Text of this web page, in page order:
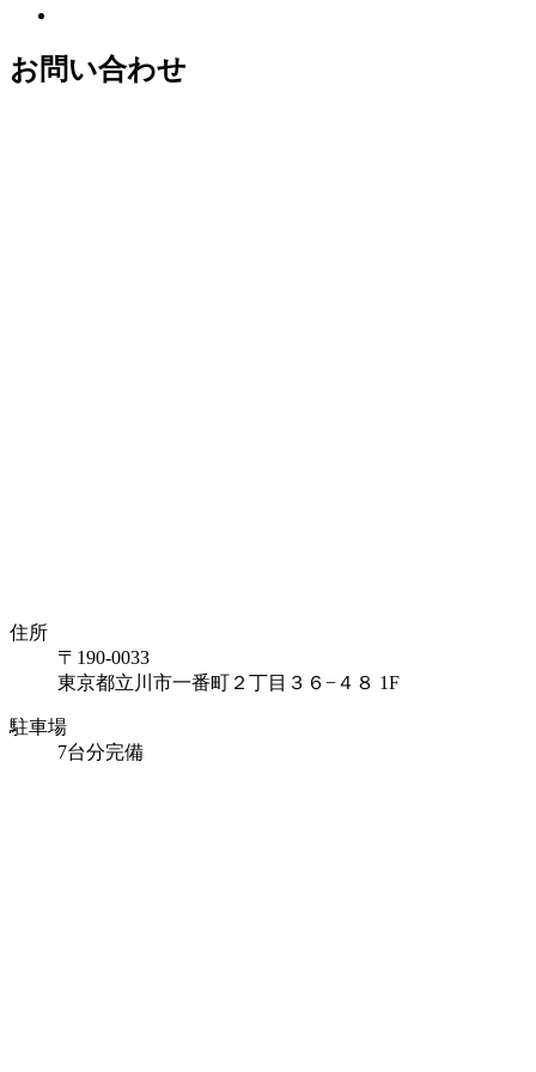
お問い合わせ
住所
〒190-0033
東京都立川市一番町２丁目３６−４８ 1F
駐車場
7台分完備